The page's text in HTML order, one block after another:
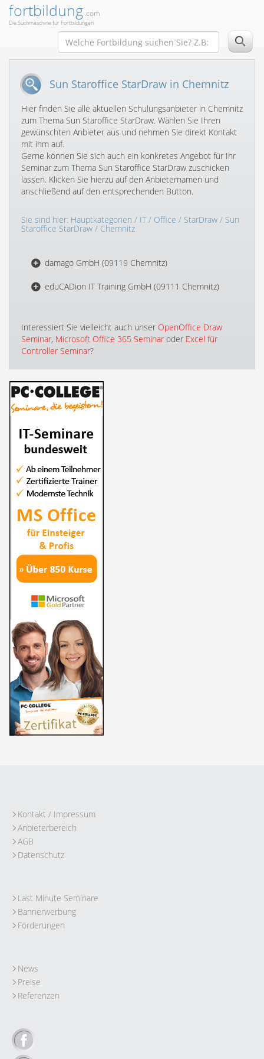
fortbildung.com
Die Suchmaschine für Fortbildungen
Sun Staroffice StarDraw in Chemnitz
Hier finden Sie alle aktuellen Schulungsanbieter in Chemnitz
zum Thema Sun Staroffice StarDraw. Wählen Sie Ihren
gewünschten Anbieter aus und nehmen Sie direkt Kontakt
mit ihm auf.
Gerne können Sie sich auch ein konkretes Angebot für Ihr
Seminar zum Thema Sun Staroffice StarDraw zuschicken
lassen. Klicken Sie hierzu auf den Anbieternamen und
anschließend auf den entsprechenden Button.
Sie sind hier: Hauptkategorien / IT/ Office / StarDraw / Sun
Staroffice StarDraw / Chemnitz
damago GmbH (09119 Chemnitz)
eduCADion IT Training GmbH (09111 Chemnitz)
Interessiert Sie vielleicht auch unser OpenOffice Draw
Seminar, Microsoft Office 365 Seminar oder Excel für
Controller Seminar?
Kontakt / Impressum
Anbieterbereich
AGB
Datenschutz
Last Minute Seminare
Bannerwerbung
Förderungen
News
Preise
Referenzen